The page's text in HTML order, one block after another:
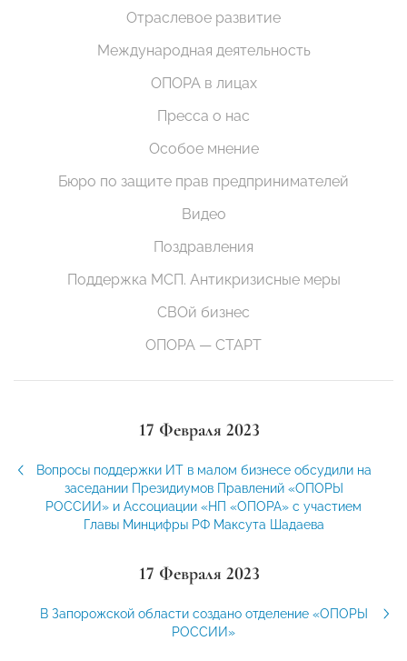
Отраслевое развитие
Международная деятельность
ОПОРА в лицах
Пресса о нас
Особое мнение
Бюро по защите прав предпринимателей
Видео
Поздравления
Поддержка МСП. Антикризисные меры
СВОй бизнес
ОПОРА — СТАРТ
17 Февраля 2023
Вопросы поддержки ИТ в малом бизнесе обсудили на
заседании Президиумов Правлений «ОПОРЫ
РОССИИ» и Ассоциации «НП «ОПОРА» с участием
Главы Минцифры РФ Максута Шадаева
17 Февраля 2023
В Запорожской области создано отделение «ОПОРЫ
РОССИИ»